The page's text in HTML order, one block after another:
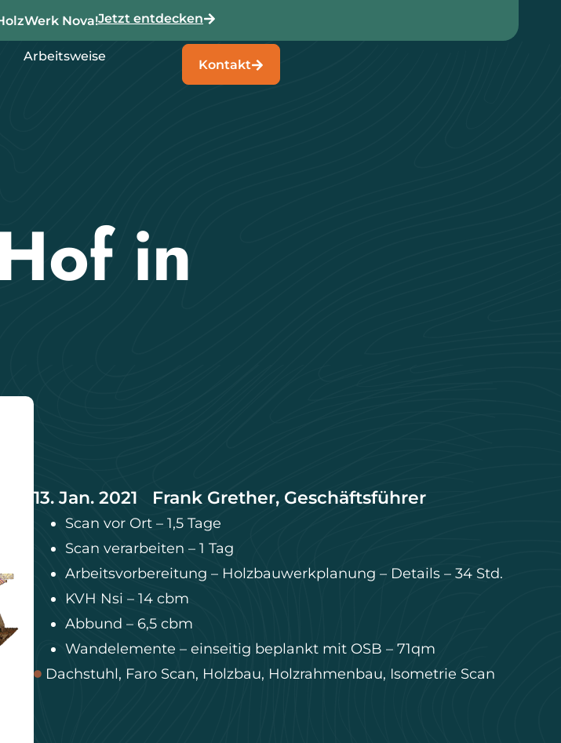
Nova!Jetzt entdecken
Arbeitsweise
Kontakt
in
13. Jan. 2021 Frank Grether, Geschäftsführer
Scan vor Ort – 1,5 Tage
Scan verarbeiten – 1 Tag
Arbeitsvorbereitung – Holzbauwerkplanung – Details – 34 Std.
KVH Nsi – 14 cbm
Abbund – 6,5 cbm
Wandelemente – einseitig beplankt mit OSB – 71qm
Dachstuhl, Faro Scan, Holzbau, Holzrahmenbau, Isometrie Scan